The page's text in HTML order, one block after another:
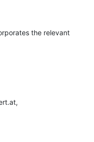
the relevant